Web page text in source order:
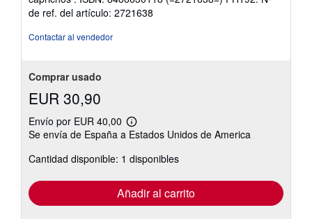
de ref. del artículo: 2721638
Contactar al vendedor
Comprar usado
EUR 30,90
Envío por EUR 40,00
Más
información
las
tarifas
envío
Se envía de España a Estados Unidos de America
Cantidad disponible: 1 disponibles
Añadir al carrito